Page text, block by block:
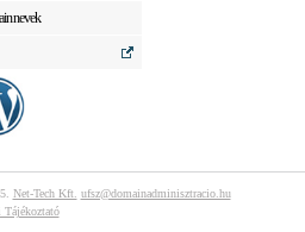
nevek
Net-Tech Kft. ufsz@domainadminisztracio.hu
Tájékoztató